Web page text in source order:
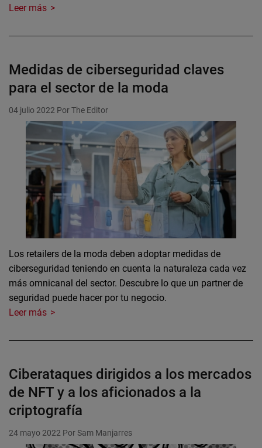
Leer más
Medidas de ciberseguridad claves
para el sector de la moda
04 julio 2022 Por The Editor
Los retailers de la moda deben adoptar medidas de
ciberseguridad teniendo en cuenta la naturaleza cada vez
más omnicanal del sector. Descubre lo que un partner de
seguridad puede hacer por tu negocio.
Leer más
Ciberataques dirigidos a los mercados
de NFT y a los aficionados a la
criptografía
24 mayo 2022 Por Sam Manjarres